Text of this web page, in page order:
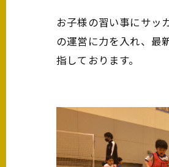
お子様の習い事にサッ
の運営に力を入れ、最
指しております。